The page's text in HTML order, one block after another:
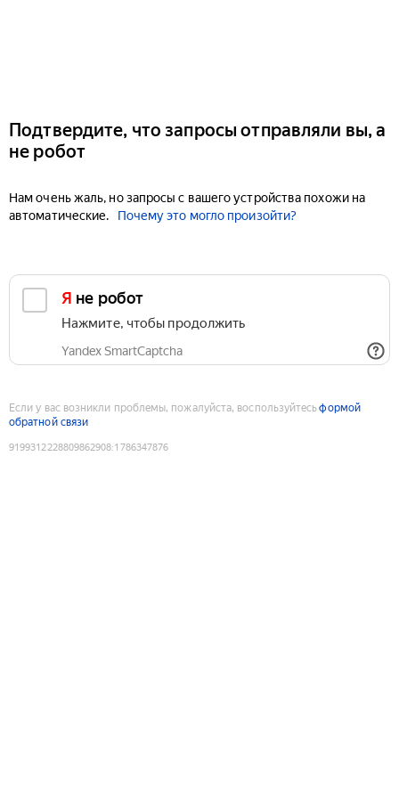
Подтвердите, что запросы отправляли вы, а
не робот
Нам очень жаль, но запросы с вашего устройства похожи на
автоматические.
Почему это могло произойти?
Я не робот
Нажмите, чтобы продолжить
Yandex SmartCaptcha
Если у вас возникли проблемы, пожалуйста, воспользуйтесьформой
обратной связи
9199312228809862908:1786347876